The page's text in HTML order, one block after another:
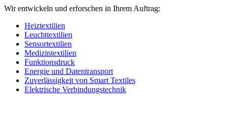
Wir entwickeln und erforschen in Ihrem Auftrag:
Heiztextilien
Leuchttextilien
Sensortextilien
Medizintextilien
Funktionsdruck
Energie und Datentransport
Zuverlässigkeit von Smart Textiles
Elektrische Verbindungstechnik